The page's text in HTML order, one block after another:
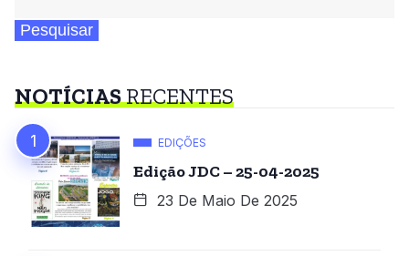
Pesquisar
NOTÍCIASRECENTES
EDIÇÕES
Edição JDC – 25-04-2025
23 De Maio De 2025